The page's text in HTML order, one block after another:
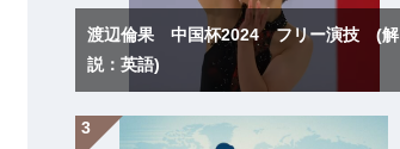
渡辺倫果 中国杯2024 フリー演技 (解
説：英語)